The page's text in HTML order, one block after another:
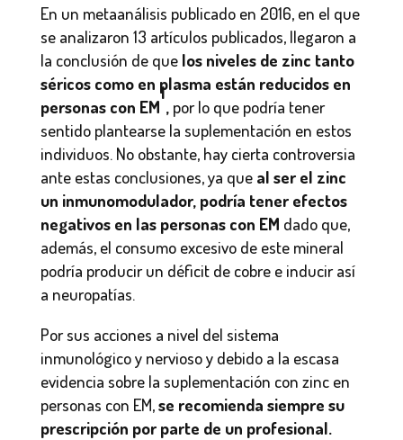
En un metaanálisis publicado en 2016, en el que
se analizaron 13 artículos publicados, llegaron a
la conclusión de que los niveles de zinc tanto
séricos como en plasma están reducidos en
personas con EM
1
,por lo que podría tener
sentido plantearse la suplementación en estos
individuos. No obstante, hay cierta controversia
ante estas conclusiones, ya que al ser el zinc
un inmunomodulador, podría tener efectos
negativos en las personas con EM dado que,
además, el consumo excesivo de este mineral
podría producir un déficit de cobre e inducir así
a neuropatías.
Por sus acciones a nivel del sistema
inmunológico y nervioso y debido a la escasa
evidencia sobre la suplementación con zinc en
personas con EM,se recomienda siempre su
prescripción por parte de un profesional.